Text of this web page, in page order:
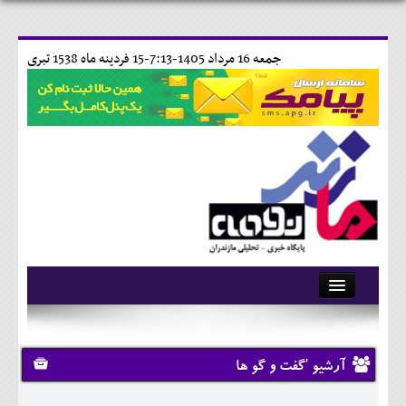
15 فردينه ماه 1538 تبری جمعه 16 مرداد 1405-7:13-
آرشیو
تماس با ما
وبلاگ
آرشیو 'گفت و گو ها